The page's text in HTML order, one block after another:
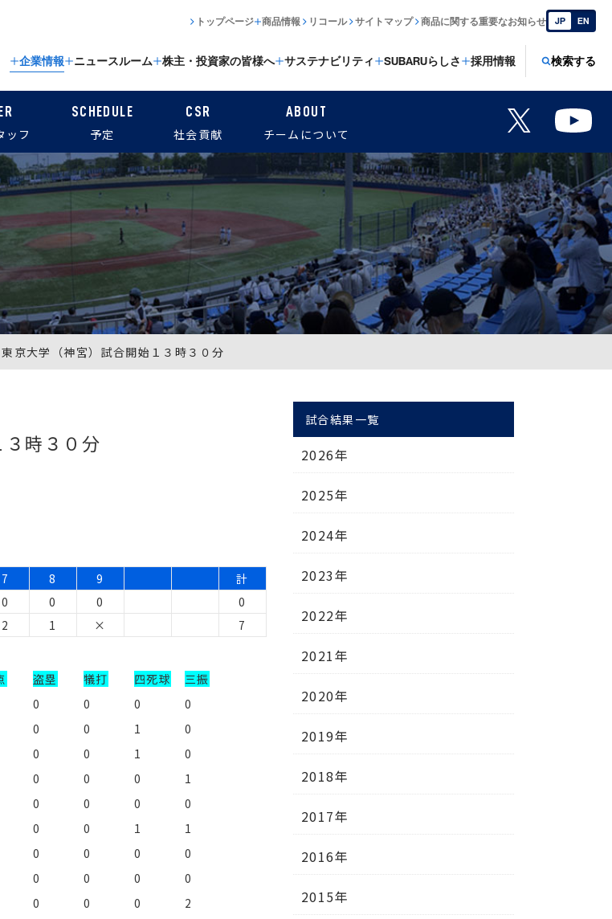
企業情報 ニュースルーム 株主・投資家の皆様へ サステナビリティ SUBARUらしさ 採用情報 検索する
トップページ 商品情報 リコール サイトマップ 商品に関する重要なお知らせ JP EN
ッフ
SCHEDULE
予定
CSR
社会貢献
ABOUT
チームについて
京大学（神宮）試合開始１３時３０分
時３０分
7 8 9
計
0 0 0
0
2 1 × 7
盗塁 犠打 四死球
三振
0 0 0
0
0 0 1
0
0 0 1
0
0 0 0
1
0 0 0
0
0 0 1
1
0 0 0
0
0 0 0
0
0 0 0
2
試合結果一覧
2026年
2025年
2024年
2023年
2022年
2021年
2020年
2019年
2018年
2017年
2016年
2015年